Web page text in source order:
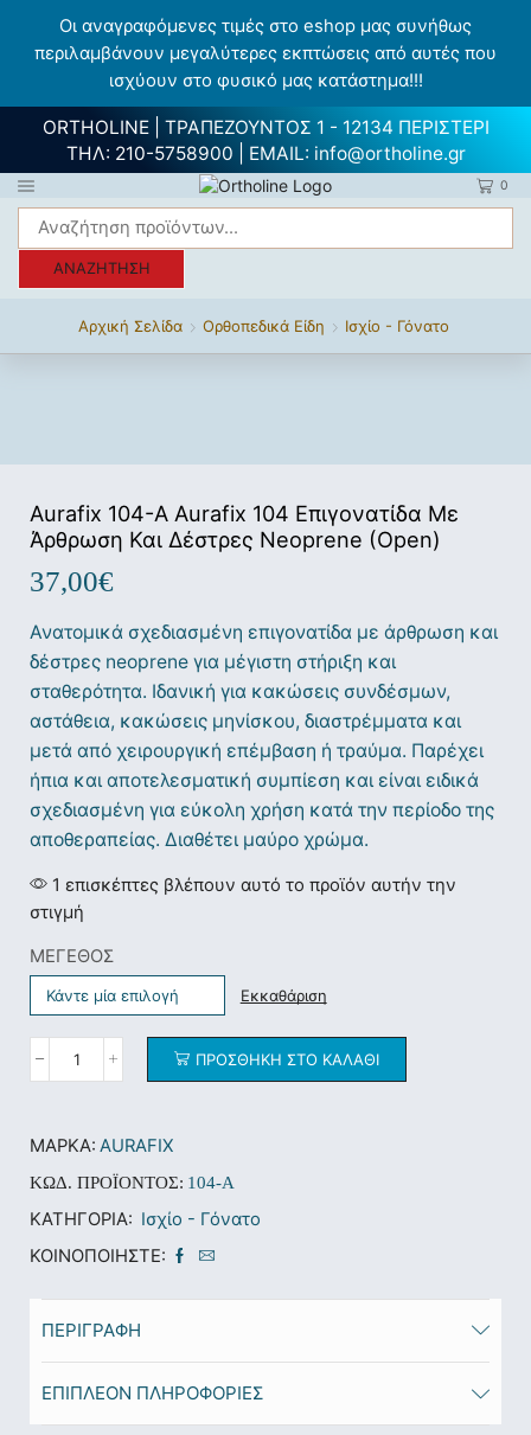
Οι αναγραφόμενες τιμές στο eshop μας συνήθως
περιλαμβάνουν μεγαλύτερες εκπτώσεις από αυτές που
ισχύουν στο φυσικό μας κατάστημα!!!
ORTHOLINE | ΤΡΑΠΕΖΟΥΝΤΟΣ 1 - 12134 ΠΕΡΙΣΤΕΡΙ
ΤΗΛ: 210-5758900 | EMAIL: info@ortholine.gr
0
ΑΝΑΖΉΤΗΣΗ
Αρχική Σελίδα Ορθοπεδικά Είδη Ισχίο - Γόνατο
Aurafix 104-A Aurafix 104 Επιγονατίδα Με
Άρθρωση Και Δέστρες Neoprene (Open)
37,00€
Ανατομικά σχεδιασμένη επιγονατίδα με άρθρωση και
δέστρες neoprene για μέγιστη στήριξη και
σταθερότητα. Ιδανική για κακώσεις συνδέσμων,
αστάθεια, κακώσεις μηνίσκου, διαστρέμματα και
μετά από χειρουργική επέμβαση ή τραύμα. Παρέχει
ήπια και αποτελεσματική συμπίεση και είναι ειδικά
σχεδιασμένη για εύκολη χρήση κατά την περίοδο της
αποθεραπείας. Διαθέτει μαύρο χρώμα.
1 επισκέπτες βλέπουν αυτό το προϊόν αυτήν την
στιγμή
ΜΕΓΕΘΟΣ
Εκκαθάριση
ΠΡΟΣΘΉΚΗ ΣΤΟ ΚΑΛΆΘΙ
ΜΆΡΚΑ: AURAFIX
ΚΩΔ. ΠΡΟΪΌΝΤΟΣ: 104-Α
ΚΑΤΗΓΟΡΊΑ: Ισχίο - Γόνατο
ΚΟΙΝΟΠΟΙΉΣΤΕ:
ΠΕΡΙΓΡΑΦΉ
ΕΠΙΠΛΈΟΝ ΠΛΗΡΟΦΟΡΊΕΣ